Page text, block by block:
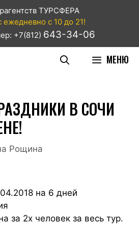
ТУРСФЕРА
с 10 до 21!
+7(812) 643-34-06
МЕНЮ
В СОЧИ
Рощина
на 6 дней
за 2х человек за весь тур.